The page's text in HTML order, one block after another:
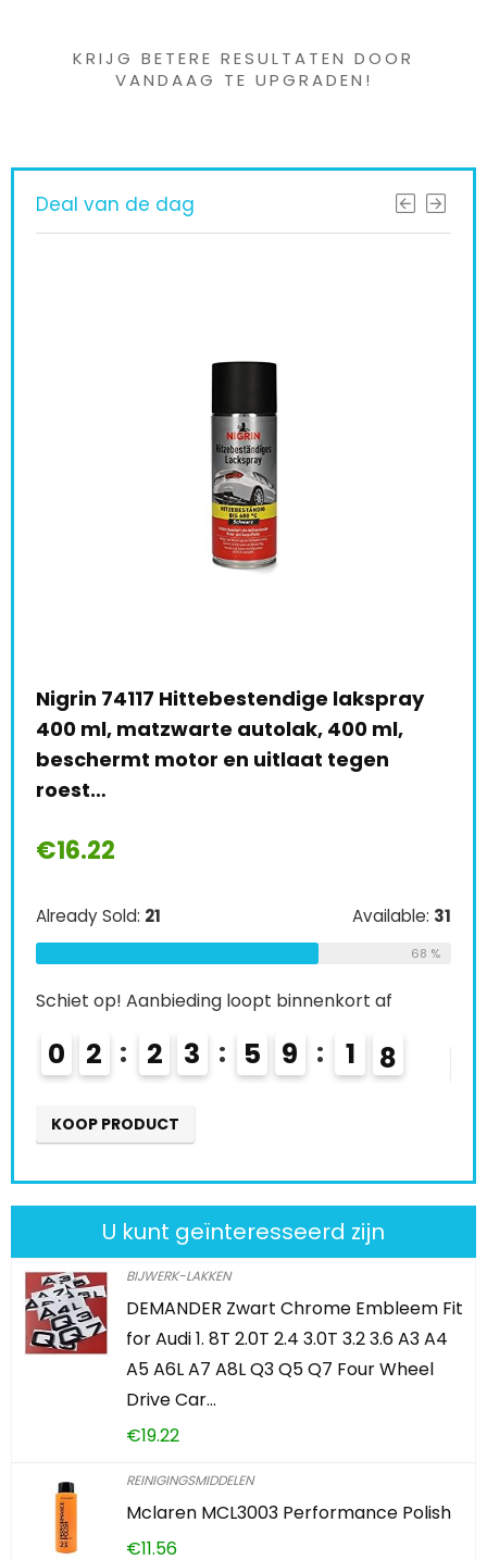
KRIJG BETERE RESULTATEN DOOR
VANDAAG TE UPGRADEN!
Deal van de dag
lakspray
autolak, 400 ml,
en uitlaat tegen
loopt binnenkort af
5 9 1 6
Dupli-Color 665493
ml, Zilver/ Chroom
Schiet op! Aanbieding
0 3
KOOP PRODUCT
U kunt geïnteresseerd zijn
BIJWERK-LAKKEN
DEMANDER Zwart Chrome Embleem Fit
for Audi 1. 8T 2.0T 2.4 3.0T 3.2 3.6 A3 A4
A5 A6L A7 A8L Q3 Q5 Q7 Four Wheel
Drive Car…
€19.22
REINIGINGSMIDDELEN
Mclaren MCL3003 Performance Polish
€11.56